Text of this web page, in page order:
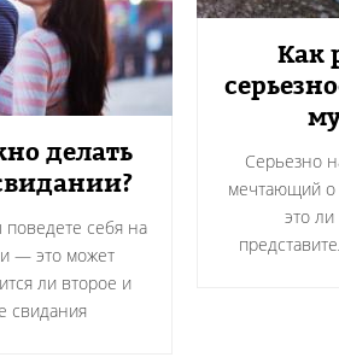
Как
Серьезно
мечтающий о
это
делать
себя на
— это может
ли второе и
свидания